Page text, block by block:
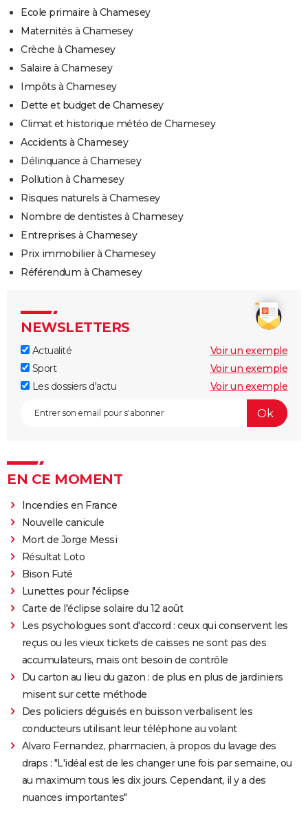
Ecole primaire à Chamesey
Maternités à Chamesey
Crèche à Chamesey
Salaire à Chamesey
Impôts à Chamesey
Dette et budget de Chamesey
Climat et historique météo de Chamesey
Accidents à Chamesey
Délinquance à Chamesey
Pollution à Chamesey
Risques naturels à Chamesey
Nombre de dentistes à Chamesey
Entreprises à Chamesey
Prix immobilier à Chamesey
Référendum à Chamesey
NEWSLETTERS
Actualité
Voir un exemple
Sport
Voir un exemple
Les dossiers d'actu
Voir un exemple
EN CE MOMENT
Incendies en France
Nouvelle canicule
Mort de Jorge Messi
Résultat Loto
Bison Futé
Lunettes pour l'éclipse
Carte de l'éclipse solaire du 12 août
Les psychologues sont d'accord : ceux qui conservent les
reçus ou les vieux tickets de caisses ne sont pas des
accumulateurs, mais ont besoin de contrôle
Du carton au lieu du gazon : de plus en plus de jardiniers
misent sur cette méthode
Des policiers déguisés en buisson verbalisent les
conducteurs utilisant leur téléphone au volant
Alvaro Fernandez, pharmacien, à propos du lavage des
draps : "L'idéal est de les changer une fois par semaine, ou
au maximum tous les dix jours. Cependant, il y a des
nuances importantes"